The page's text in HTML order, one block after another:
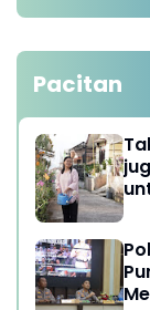
Pacitan